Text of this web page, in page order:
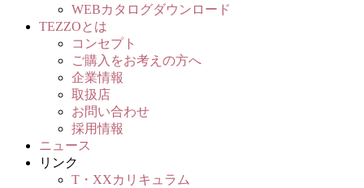
WEBカタログダウンロード
TEZZOとは
コンセプト
ご購入をお考えの方へ
企業情報
取扱店
お問い合わせ
採用情報
ニュース
リンク
T・XXカリキュラム